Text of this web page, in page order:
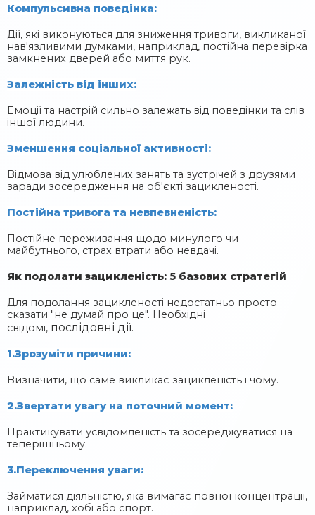
Компульсивна поведінка:
Дії, які виконуються для зниження тривоги, викликаної
нав'язливими думками, наприклад, постійна перевірка
замкнених дверей або миття рук.
Залежність від інших:
Емоції та настрій сильно залежать від поведінки та слів
іншої людини.
Зменшення соціальної активності:
Відмова від улюблених занять та зустрічей з друзями
заради зосередження на об'єкті зацикленості.
Постійна тривога та невпевненість:
Постійне переживання щодо минулого чи
майбутнього, страх втрати або невдачі.
Як подолати зацикленість: 5 базових стратегій
Для подолання зацикленості недостатньо просто
сказати "не думай про це". Необхідні
свідомі, послідовні дії.
1.Зрозуміти причини:
Визначити, що саме викликає зацикленість і чому.
2.Звертати увагу на поточний момент:
Практикувати усвідомленість та зосереджуватися на
теперішньому.
3.Переключення уваги:
Займатися діяльністю, яка вимагає повної концентрації,
наприклад, хобі або спорт.